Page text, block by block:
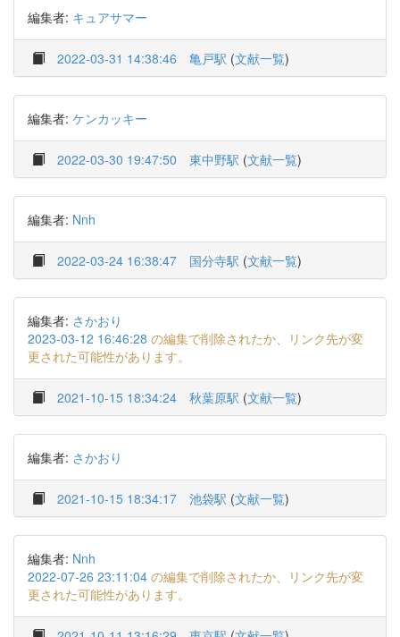
編集者: キュアサマー
2022-03-31 14:38:46 亀戸駅 (文献一覧)
編集者: ケンカッキー
2022-03-30 19:47:50 東中野駅 (文献一覧)
編集者: Nnh
2022-03-24 16:38:47 国分寺駅 (文献一覧)
編集者: さかおり
2023-03-12 16:46:28 の編集で削除されたか、リンク先が変
更された可能性があります。
2021-10-15 18:34:24 秋葉原駅 (文献一覧)
編集者: さかおり
2021-10-15 18:34:17 池袋駅 (文献一覧)
編集者: Nnh
2022-07-26 23:11:04 の編集で削除されたか、リンク先が変
更された可能性があります。